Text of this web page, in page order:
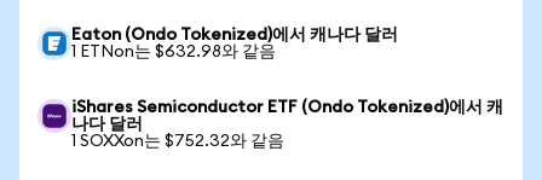
Eaton (Ondo Tokenized)에서 캐나다 달러
1 ETNon는 $632.98와 같음
iShares Semiconductor ETF (Ondo Tokenized)에서 캐
나다 달러
1 SOXXon는 $752.32와 같음